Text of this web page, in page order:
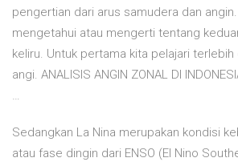
pengertian dari arus samudera dan
mengetahui atau mengerti tentang
keliru. Untuk pertama kita pelajari
angi. ANALISIS ANGIN ZONAL DI
…
Sedangkan La Nina merupakan kondisi
atau fase dingin dari ENSO (El Nino